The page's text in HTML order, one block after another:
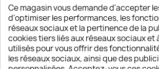
de la cape)
Idéales pour les journées fraîches,
venteuses, ces capes
les promenades urbaines que les
Une pièce pratique, originale et
à l’univers créatif de Philippe
Ce magasin vous demande d'accepter
d'optimiser les performances, les
réseaux sociaux et la pertinence de la
cookies tiers liés aux réseaux sociaux et
utilisés pour vous offrir des
les réseaux sociaux, ainsi que des